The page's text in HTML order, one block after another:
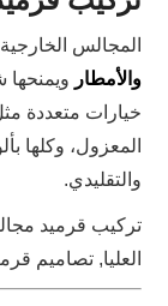
المجالس
والأمطار ويمنحها
خيارات متعددة
المعزول، وكلها
والتقليدي.
تركيب قرميد
العليا, تصاميم